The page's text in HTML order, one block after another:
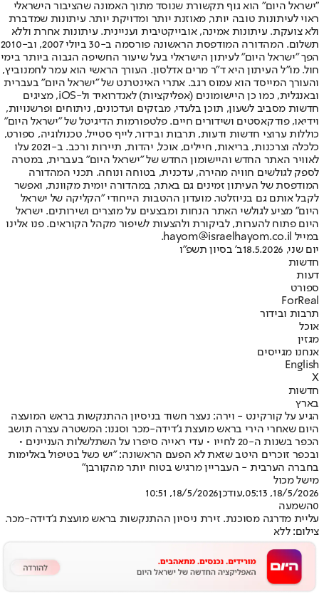
"ישראל היום" הוא גוף תקשורת שנוסד מתוך האמונה שהציבור הישראלי
ראוי לעיתונות טובה יותר, מאוזנת יותר ומדויקת יותר. עיתונות שמדברת
ולא צועקת. עיתונות אמינה, אובייקטיבית ועניינית. עיתונות אחרת וללא
תשלום. המהדורה המודפסת הראשונה פורסמה ב-30 ביולי 2007, וב-2010
הפך "ישראל היום" לעיתון הישראלי בעל שיעור החשיפה הגבוה ביותר בימי
חול. מו"ל העיתון היא ד"ר מרים אדלסון. העורך הראשי הוא עמר לחמנוביץ,
והעורך המייסד הוא עמוס רגב. אתרי האינטרנט של "ישראל היום" בעברית
ובאנגלית, כמו כן היישומונים (אפליקציות) לאנדרואיד ול-iOS, מציגים
חדשות מסביב לשעון, תוכן בלעדי, מבזקים ועדכונים, ניתוחים ופרשנויות,
וידיאו, פודקאסטים ושידורים חיים. פלטפורמות הדיגיטל של "ישראל היום"
כוללות ערוצי חדשות ודעות, תרבות ובידור, לייף סטייל, טכנולוגיה, ספורט,
כלכלה וצרכנות, בריאות, חיילים, אוכל, יהדות, תיירות ורכב. ב-2021 עלו
לאוויר האתר החדש והיישומון החדש של "ישראל היום" בעברית, במטרה
לספק לגולשים חוויה מהירה, עדכנית, בטוחה ונוחה. תכני המהדורה
המודפסת של העיתון זמינים גם באתר, במהדורה יומית מקוונת, ואפשר
לקבל אותם גם בניוזלטר. מועדון ההטבות הייחודי "הקליקה של ישראל
היום" מציע לגולשי האתר הנחות ומבצעים על מוצרים ושירותים. ישראל
היום פתוח להערות, לביקורת ולהצעות לשיפור מקהל הקוראים. פנו אלינו
במייל hayom@israelhayom.co.il.
יום שני, 18.5.2026
ב' בסיון תשפ"ו
חדשות
דעות
ספורט
ForReal
תרבות ובידור
אוכל
מגזין
אנחנו מגייסים
English
X
חדשות
בארץ
הגיע על קורקינט - וירה: נעצר חשוד בניסיון ההתנקשות בראש המועצה
היום שאחרי הירי בראש מועצת ג'דידה-מכר וסגנו: המשטרה עצרה תושב
הכפר בשנות ה-20 לחייו • עדי ראייה סיפרו על השתלשלות העניינים •
ובכפר זוכרים היטב שזאת לא הפעם הראשונה: "יש כשל בטיפול באלימות
בחברה הערבית - העבריין מרגיש בטוח יותר מהקורבן"
מישל מכול
18/5/2026, 05:13
,עודכן18/5/2026, 10:51
0השמעה
עליית מדרגה מסוכנת. זירת ניסיון ההתנקשות בראש מועצת ג'דידה-מכר.
צילום: ללא